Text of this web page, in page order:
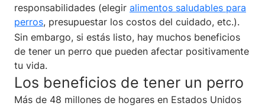
responsabilidades (elegir alimentos saludables para
perros, presupuestar los costos del cuidado, etc.).
Sin embargo, si estás listo, hay muchos beneficios
de tener un perro que pueden afectar positivamente
tu vida.
Los beneficios de tener un perro
Más de 48 millones de hogares en Estados Unidos